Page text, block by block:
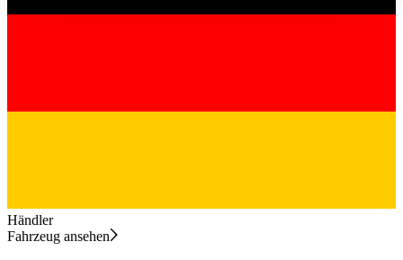
Händler
Fahrzeug ansehen